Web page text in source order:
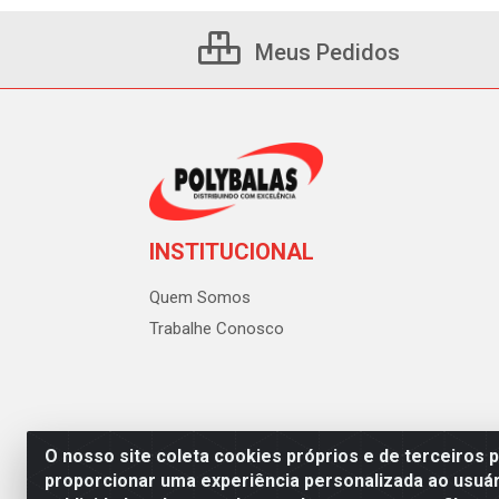
O nosso site coleta cookies próprios e de terceiros
proporcionar uma experiência personalizada ao
Meus Pedidos
INSTITUCIONAL
Quem Somos
Trabalhe Conosco